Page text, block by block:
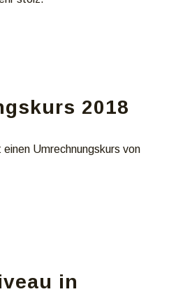
2018
Umrechnungskurs von
in